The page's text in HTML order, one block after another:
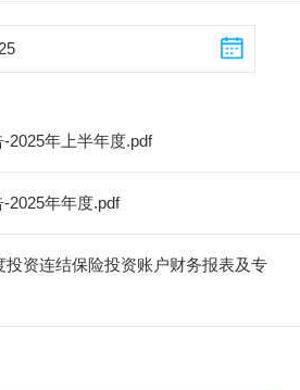
2025年上半年度.pdf
2025年年度.pdf
投资连结保险投资账户财务报表及专